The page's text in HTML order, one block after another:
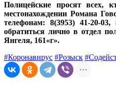
Полицейские просят всех,
местонахождении Романа
телефонам: 8(3953) 41-20-
обратиться лично в отдел
Янгеля, 161«г».
#Коронавирус #Розыск